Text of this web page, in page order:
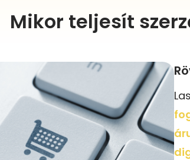
Mikor teljesít